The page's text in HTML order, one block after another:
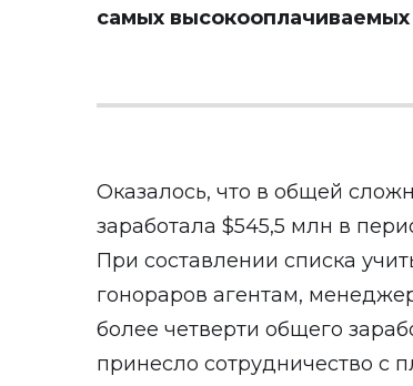
самых
Оказалось, что в общей
заработала $545,5 млн в
При составлении списка
гонораров агентам,
более четверти общего
принесло сотрудничество с